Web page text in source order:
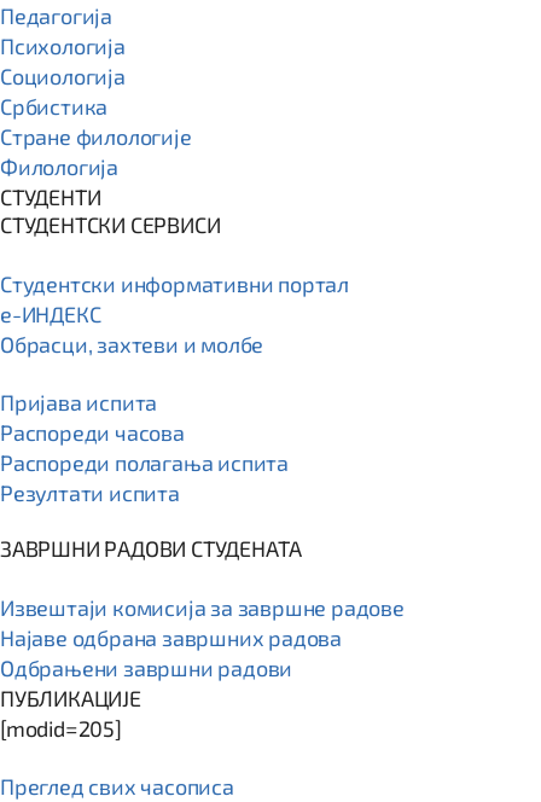
Педагогија
Психологија
Социологија
Србистика
Стране филологије
Филологија
СТУДЕНТИ
СТУДЕНТСКИ СЕРВИСИ
Студентски информативни портал
e-ИНДЕКС
Обрасци, захтеви и молбе
Пријава испита
Распореди часова
Распореди полагања испита
Резултати испита
ЗАВРШНИ РАДОВИ СТУДЕНАТА
Извештаји комисија за завршне радове
Најаве одбрана завршних радова
Одбрањени завршни радови
ПУБЛИКАЦИЈЕ
[modid=205]
Преглед свих часописа